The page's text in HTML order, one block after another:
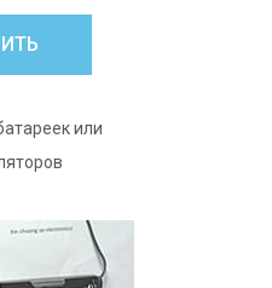
или